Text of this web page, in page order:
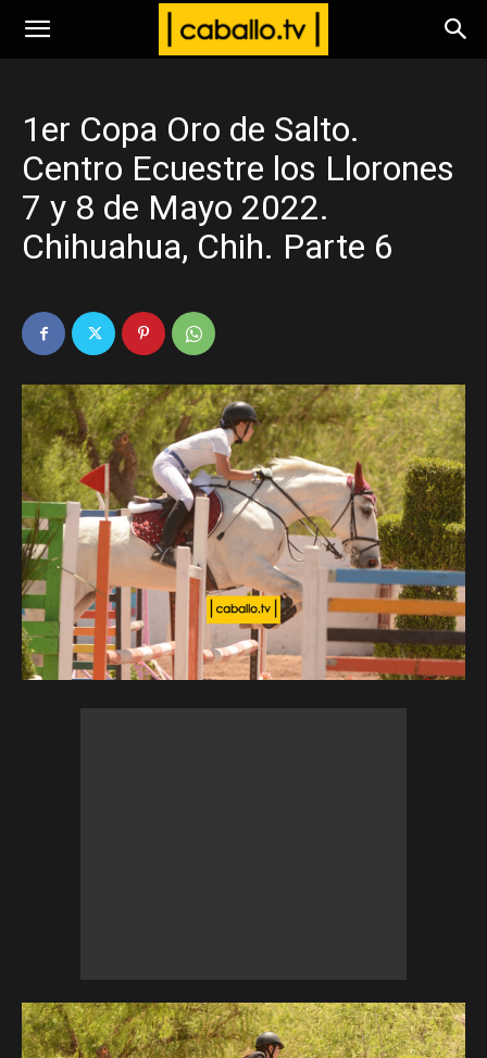
www.caballo.tv
1er Copa Oro de Salto.
Centro Ecuestre los Llorones
7 y 8 de Mayo 2022.
Chihuahua, Chih. Parte 6